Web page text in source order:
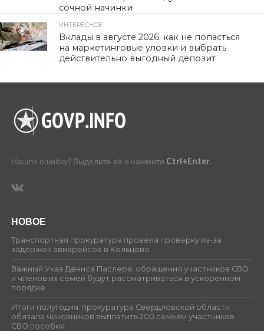
сочной начинки
466
ИНТЕРЕСНОЕ
Вклады в августе 2026: как не попасться
на маркетинговые уловки и выбрать
действительно выгодный депозит
Нашли ошибку? Выделите её и нажмите Ctrl+Enter.
НОВОЕ
Транспортная прокуратура провела проверку из-за
задержек авиарейсов в Кольцово
Важный Указ Дениса Паслера: обращения участников СВО
и членов их семей будут рассматриваться в ускоренном
порядке
Итоги полугодия: прокуратура Свердловской области
обязала чиновников выплатить 200 семьям участников
СВО пособия